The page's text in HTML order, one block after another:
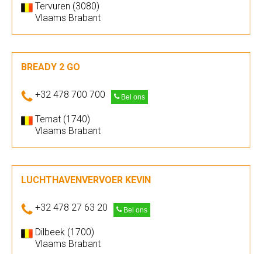
Tervuren (3080)
Vlaams Brabant
BREADY 2 GO
+32 478 700 700 Bel ons
Ternat (1740)
Vlaams Brabant
LUCHTHAVENVERVOER KEVIN
+32 478 27 63 20 Bel ons
Dilbeek (1700)
Vlaams Brabant